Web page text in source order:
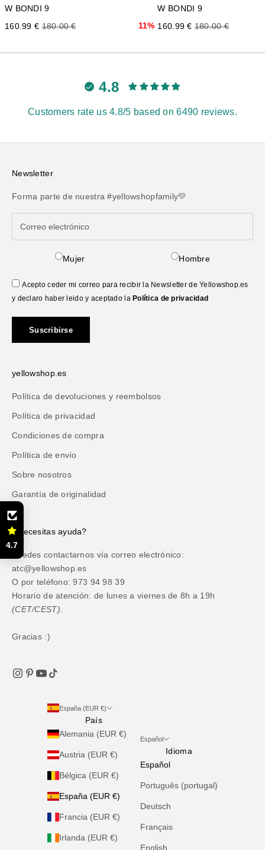
W BONDI 9
Precio de oferta
160.99 €Precio normal
180.00 € 11%
W BONDI 9
Precio de oferta
160.99 € Precio normal
180.00 €
4.8
Customers rate us 4.8/5 based on 6490 reviews.
Newsletter
Forma parte de nuestra #yellowshopfamily💛
Mujer Hombre
Acepto ceder mi correo para recibir la Newsletter de Yellowshop.es
y declaro haber leido y aceptado la Política de privacidad
Suscribirse
yellowshop.es
Política de devoluciones y reembolsos
Política de privacidad
Condiciones de compra
Política de envío
Sobre nosotros
Garantía de originalidad
¿Necesitas ayuda?
Puedes contactarnos vía correo electrónico:
atc@yellowshop.es
O por teléfono: 973 94 98 39
Horario de atención: de lunes a viernes de 8h a 19h
(CET/CEST).
Gracias :)
España (EUR €)
País
Alemania (EUR €)
Austria (EUR €)
Bélgica (EUR €)
España (EUR €)
Francia (EUR €)
Irlanda (EUR €)
Español
Idioma
Español
Português (portugal)
Deutsch
Français
English
4.7